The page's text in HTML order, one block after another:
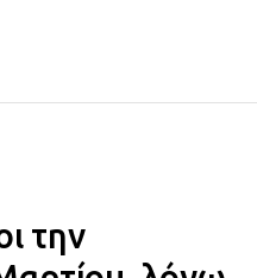
έσπασε
μπήκε μέσα σε μαγαζί
την